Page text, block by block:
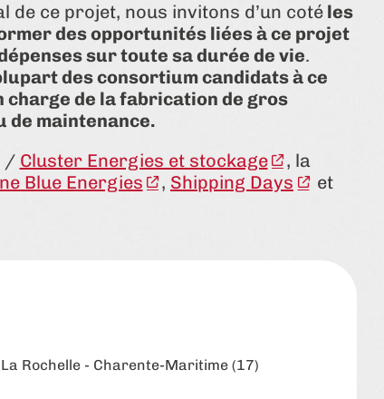
ce projet, nous invitons d’un coté les
des opportunités liées à ce projet
sur toute sa durée de vie.
des consortium candidats à ce
charge de la fabrication de gros
de maintenance.
/ Cluster Energies et stockage
, la
Blue Energies , Shipping Days
et
La Rochelle - Charente-Maritime (17)